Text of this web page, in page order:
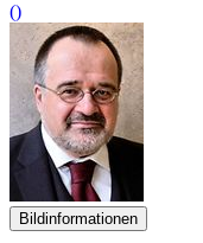
()
Bildinformationen